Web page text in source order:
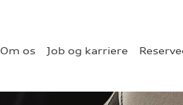
Om os Job og karriere